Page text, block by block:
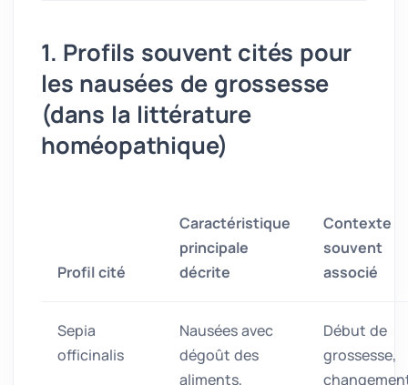
1. Profils souvent cités pour
les nausées de grossesse
(dans la littérature
homéopathique)
Profil cité
Caractéristique
principale
décrite
Contexte
souvent
associé
Sepia
officinalis
Nausées avec
dégoût des
aliments,
Début de
grossesse,